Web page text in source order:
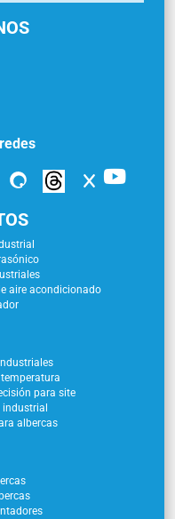
aire acondicionado
para site
industrial
albercas